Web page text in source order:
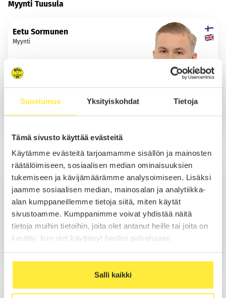
Suostumus Yksityiskohdat Tietoja
Tämä sivusto käyttää evästeitä
Käytämme evästeitä tarjoamamme sisällön ja mainosten
räätälöimiseen, sosiaalisen median ominaisuuksien
tukemiseen ja kävijämäärämme analysoimiseen. Lisäksi
jaamme sosiaalisen median, mainosalan ja analytiikka-
alan kumppaneillemme tietoja siitä, miten käytät
sivustoamme. Kumppanimme voivat yhdistää näitä
tietoja muihin tietoihin, joita olet antanut heille tai joita on
kerätty, kun olet käyttänyt heidän palvelujaan.
Salli kaikki
Myynti Tuusula
Eetu Sormunen
Myynti
Lomalla 09.08.2026 asti
Jussi Tallberg
Sähköposti
Saska Halmes